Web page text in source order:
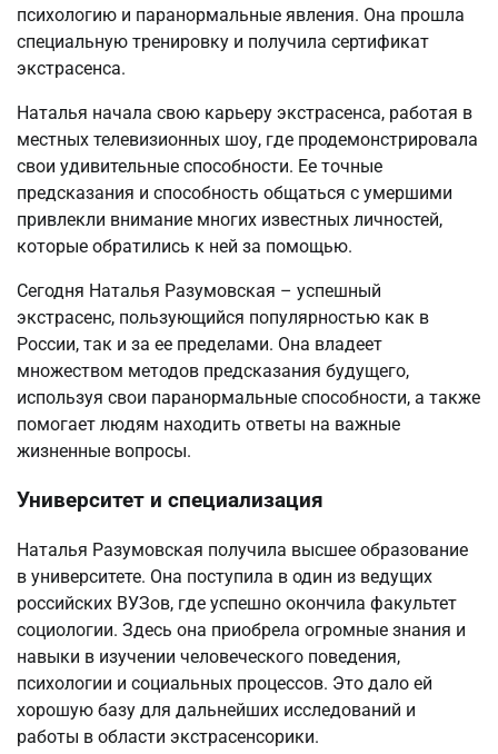
психологию и паранормальные явления. Она прошла
специальную тренировку и получила сертификат
экстрасенса.
Наталья начала свою карьеру экстрасенса, работая в
местных телевизионных шоу, где продемонстрировала
свои удивительные способности. Ее точные
предсказания и способность общаться с умершими
привлекли внимание многих известных личностей,
которые обратились к ней за помощью.
Сегодня Наталья Разумовская – успешный
экстрасенс, пользующийся популярностью как в
России, так и за ее пределами. Она владеет
множеством методов предсказания будущего,
используя свои паранормальные способности, а также
помогает людям находить ответы на важные
жизненные вопросы.
Университет и специализация
Наталья Разумовская получила высшее образование
в университете. Она поступила в один из ведущих
российских ВУЗов, где успешно окончила факультет
социологии. Здесь она приобрела огромные знания и
навыки в изучении человеческого поведения,
психологии и социальных процессов. Это дало ей
хорошую базу для дальнейших исследований и
работы в области экстрасенсорики.